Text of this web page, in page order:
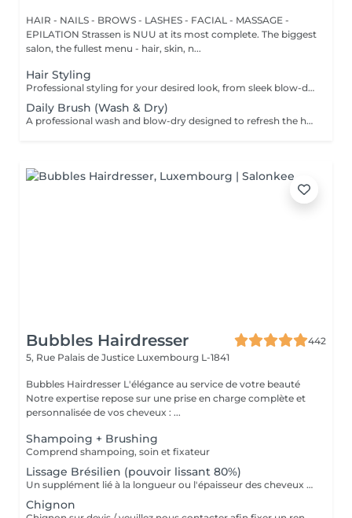
HAIR - NAILS - BROWS - LASHES - FACIAL - MASSAGE -
EPILATION Strassen is NUU at its most complete. The biggest
salon, the fullest menu - hair, skin, n...
Hair Styling
Professional styling for your desired look, from sleek blow-dries to curls or waves. We start with a gentle wash in our comfortable Maletti chair, followed by blow-drying, straightening, or tonging. What we use: Dyson Pro tools that protect hair from excessive heat for a sleek finish. La Biosthétique products offer holistic care with natural ingredients for nourished hair and scalp. Brushes are sanitised via Sibel equipment to remove buildup and reduce bacteria for top hygiene. Simple, Moderate, Complex This grading reflects your hair's individual characteristics, such as texture, density, and length and is assessed by your hairdresser at the start of your visit. Not sure which to choose? We recommend booking Complex. The price will be adjusted after your consultation. Note: This is not related to the difficulty of haircuts or timing.
Daily Brush (Wash & Dry)
A professional wash and blow-dry designed to refresh the hair and leave it clean, smooth, and naturally polished. The service includes hair washing and drying with a hair dryer, creating a soft, effortless finish without structured styling. What we use: Dyson Pro tools that protect hair from excessive heat for a sleek finish. La Biosthétique products offer holistic care with natural ingredients for nourished hair and scalp. Brushes are sanitised via Sibel equipment to remove buildup and reduce bacteria for top hygiene. Simple, Moderate, Complex This grading reflects your hair's individual characteristics, such as texture, density, and length and is assessed by your hairdresser at the start of your visit. Not sure which to choose? We recommend booking Complex. The price will be adjusted after your consultation. Note: This is not related to the difficulty of haircuts or timing.
Bubbles Hairdresser
442
5, Rue Palais de Justice Luxembourg L-1841
Bubbles Hairdresser L'élégance au service de votre beauté
Notre expertise repose sur une prise en charge complète et
personnalisée de vos cheveux : ...
Shampoing + Brushing
Comprend shampoing, soin et fixateur
Lissage Brésilien (pouvoir lissant 80%)
Un supplément lié à la longueur ou l'épaisseur des cheveux (30€ à 500€) pourra s'ajouter au tarif du lissage brésilien. Un diagnostique gratuit sera systématiquement proposé en amont.»
Chignon